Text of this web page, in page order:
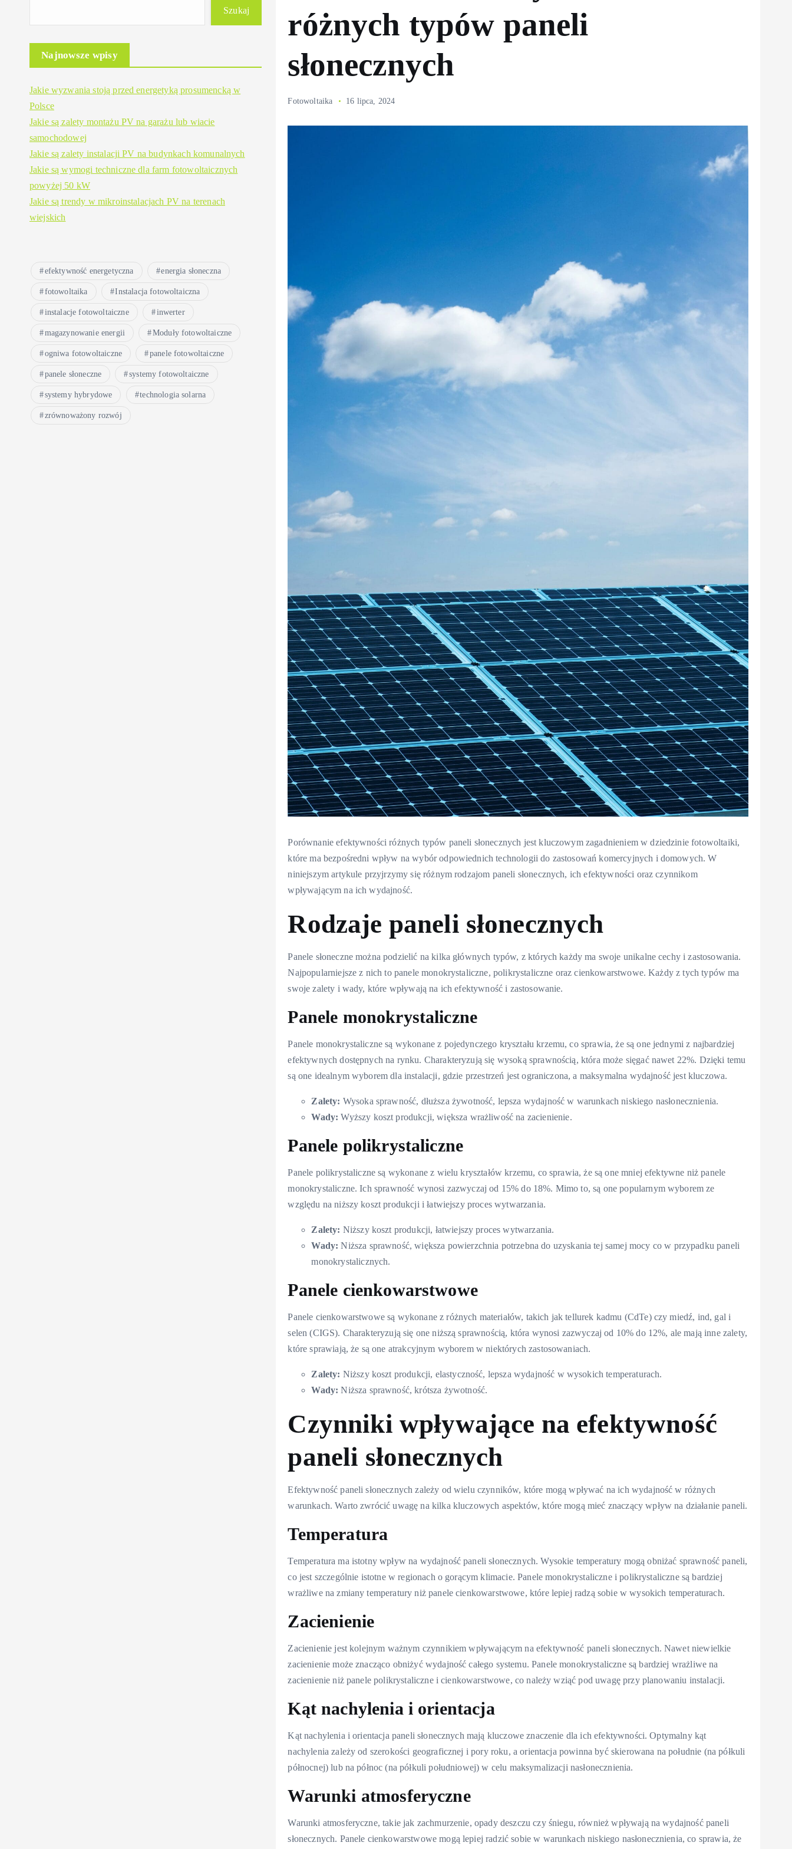
Szukaj
Najnowsze wpisy
Jakie wyzwania stoją przed energetyką prosumencką w
Polsce
Jakie są zalety montażu PV na garażu lub wiacie
samochodowej
Jakie są zalety instalacji PV na budynkach komunalnych
Jakie są wymogi techniczne dla farm fotowoltaicznych
powyżej 50 kW
Jakie są trendy w mikroinstalacjach PV na terenach
wiejskich
efektywność energetyczna energia słoneczna
fotowoltaika Instalacja fotowoltaiczna
instalacje fotowoltaiczne inwerter
magazynowanie energii Moduły fotowoltaiczne
ogniwa fotowoltaiczne panele fotowoltaiczne
panele słoneczne systemy fotowoltaiczne
systemy hybrydowe technologia solarna
zrównoważony rozwój
różnych typów paneli
słonecznych
Fotowoltaika 16 lipca, 2024
Porównanie efektywności różnych typów paneli słonecznych jest kluczowym zagadnieniem w dziedzinie fotowoltaiki,
które ma bezpośredni wpływ na wybór odpowiednich technologii do zastosowań komercyjnych i domowych. W
niniejszym artykule przyjrzymy się różnym rodzajom paneli słonecznych, ich efektywności oraz czynnikom
wpływającym na ich wydajność.
Rodzaje paneli słonecznych
Panele słoneczne można podzielić na kilka głównych typów, z których każdy ma swoje unikalne cechy i zastosowania.
Najpopularniejsze z nich to panele monokrystaliczne, polikrystaliczne oraz cienkowarstwowe. Każdy z tych typów ma
swoje zalety i wady, które wpływają na ich efektywność i zastosowanie.
Panele monokrystaliczne
Panele monokrystaliczne są wykonane z pojedynczego kryształu krzemu, co sprawia, że są one jednymi z najbardziej
efektywnych dostępnych na rynku. Charakteryzują się wysoką sprawnością, która może sięgać nawet 22%. Dzięki temu
są one idealnym wyborem dla instalacji, gdzie przestrzeń jest ograniczona, a maksymalna wydajność jest kluczowa.
Zalety: Wysoka sprawność, dłuższa żywotność, lepsza wydajność w warunkach niskiego nasłonecznienia.
Wady: Wyższy koszt produkcji, większa wrażliwość na zacienienie.
Panele polikrystaliczne
Panele polikrystaliczne są wykonane z wielu kryształów krzemu, co sprawia, że są one mniej efektywne niż panele
monokrystaliczne. Ich sprawność wynosi zazwyczaj od 15% do 18%. Mimo to, są one popularnym wyborem ze
względu na niższy koszt produkcji i łatwiejszy proces wytwarzania.
Zalety: Niższy koszt produkcji, łatwiejszy proces wytwarzania.
Wady: Niższa sprawność, większa powierzchnia potrzebna do uzyskania tej samej mocy co w przypadku paneli
monokrystalicznych.
Panele cienkowarstwowe
Panele cienkowarstwowe są wykonane z różnych materiałów, takich jak tellurek kadmu (CdTe) czy miedź, ind, gal i
selen (CIGS). Charakteryzują się one niższą sprawnością, która wynosi zazwyczaj od 10% do 12%, ale mają inne zalety,
które sprawiają, że są one atrakcyjnym wyborem w niektórych zastosowaniach.
Zalety: Niższy koszt produkcji, elastyczność, lepsza wydajność w wysokich temperaturach.
Wady: Niższa sprawność, krótsza żywotność.
Czynniki wpływające na efektywność
paneli słonecznych
Efektywność paneli słonecznych zależy od wielu czynników, które mogą wpływać na ich wydajność w różnych
warunkach. Warto zwrócić uwagę na kilka kluczowych aspektów, które mogą mieć znaczący wpływ na działanie paneli.
Temperatura
Temperatura ma istotny wpływ na wydajność paneli słonecznych. Wysokie temperatury mogą obniżać sprawność paneli,
co jest szczególnie istotne w regionach o gorącym klimacie. Panele monokrystaliczne i polikrystaliczne są bardziej
wrażliwe na zmiany temperatury niż panele cienkowarstwowe, które lepiej radzą sobie w wysokich temperaturach.
Zacienienie
Zacienienie jest kolejnym ważnym czynnikiem wpływającym na efektywność paneli słonecznych. Nawet niewielkie
zacienienie może znacząco obniżyć wydajność całego systemu. Panele monokrystaliczne są bardziej wrażliwe na
zacienienie niż panele polikrystaliczne i cienkowarstwowe, co należy wziąć pod uwagę przy planowaniu instalacji.
Kąt nachylenia i orientacja
Kąt nachylenia i orientacja paneli słonecznych mają kluczowe znaczenie dla ich efektywności. Optymalny kąt
nachylenia zależy od szerokości geograficznej i pory roku, a orientacja powinna być skierowana na południe (na półkuli
północnej) lub na północ (na półkuli południowej) w celu maksymalizacji nasłonecznienia.
Warunki atmosferyczne
Warunki atmosferyczne, takie jak zachmurzenie, opady deszczu czy śniegu, również wpływają na wydajność paneli
słonecznych. Panele cienkowarstwowe mogą lepiej radzić sobie w warunkach niskiego nasłonecznienia, co sprawia, że